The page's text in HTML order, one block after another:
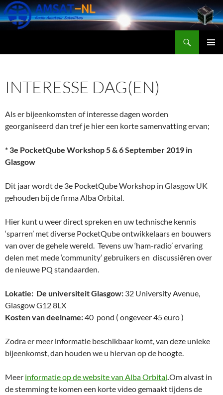
INTERESSE DAG(EN)
Als er bijeenkomsten of interesse dagen worden
georganiseerd dan tref je hier een korte samenvatting ervan;
* 3e PocketQube Workshop 5 & 6 September 2019 in
Glasgow
Dit jaar wordt de 3e PocketQube Workshop in Glasgow UK
gehouden bij de firma Alba Orbital.
Hier kunt u weer direct spreken en uw technische kennis
‘sparren’ met diverse PocketQube ontwikkelaars en bouwers
van over de gehele wereld. Tevens uw ‘ham-radio’ ervaring
delen met mede ‘community’ gebruikers en discussiëren over
de nieuwe PQ standaarden.
Lokatie: De universiteit Glasgow: 32 University Avenue,
Glasgow G12 8LX
Kosten van deelname:40 pond ( ongeveer 45 euro )
Zodra er meer informatie beschikbaar komt, van deze unieke
bijeenkomst, dan houden we u hiervan op de hoogte.
Meer informatie op de website van Alba Orbital Om alvast in
de stemming te komen een korte video gemaakt tijdens de